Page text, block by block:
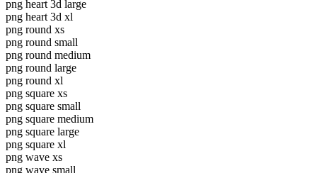
png heart 3d large
png heart 3d xl
png round xs
png round small
png round medium
png round large
png round xl
png square xs
png square small
png square medium
png square large
png square xl
png wave xs
png wave small